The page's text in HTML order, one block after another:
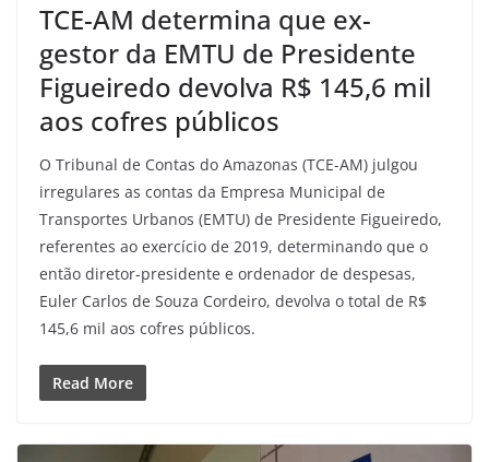
TCE-AM determina que ex-
gestor da EMTU de Presidente
Figueiredo devolva R$ 145,6 mil
aos cofres públicos
O Tribunal de Contas do Amazonas (TCE-AM) julgou
irregulares as contas da Empresa Municipal de
Transportes Urbanos (EMTU) de Presidente Figueiredo,
referentes ao exercício de 2019, determinando que o
então diretor-presidente e ordenador de despesas,
Euler Carlos de Souza Cordeiro, devolva o total de R$
145,6 mil aos cofres públicos.
Read More